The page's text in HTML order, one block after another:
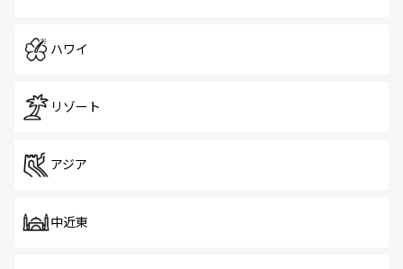
ハワイ
リゾート
アジア
中近東